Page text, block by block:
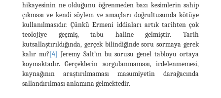
hikayesinin ne olduğunu öğrenmeden bazı kesimlerin sahip
çıkması ve kendi söylem ve amaçları doğrultusunda kötüye
kullanılmasıdır. Çünkü Ermeni iddiaları artık tarihten çok
teolojiye geçmiş, tabu haline gelmiştir. Tarih
kutsallaştırıldığında, gerçek bilindiğinde soru sormaya gerek
kalır mı?[4] Jeremy Salt’ın bu sorusu genel tabloyu ortaya
koymaktadır. Gerçeklerin sorgulanmaması, irdelenmemesi,
kaynağının araştırılmaması masumiyetin darağacında
sallandırılması anlamına gelmektedir.